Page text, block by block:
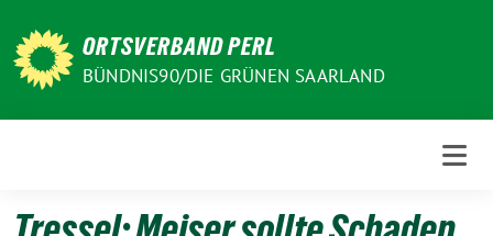
zum
Inhalt
ORTSVERBAND PERL
BÜNDNIS90/DIE GRÜNEN SAARLAND